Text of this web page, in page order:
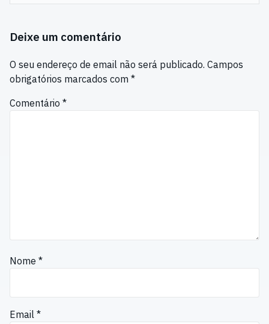
Deixe um comentário
O seu endereço de email não será publicado. Campos
obrigatórios marcados com *
Comentário *
Nome *
Email *